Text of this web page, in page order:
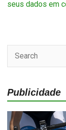
seus dados em
Publicidade